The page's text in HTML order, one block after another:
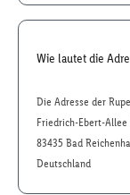
Wie lautet die
Die Adresse der
Friedrich-Ebert-Allee
83435 Bad
Deutschland